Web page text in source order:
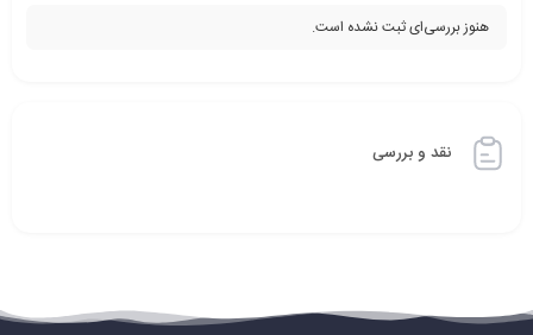
هنوز بررسی‌ای ثبت نشده است.
نقد و بررسی